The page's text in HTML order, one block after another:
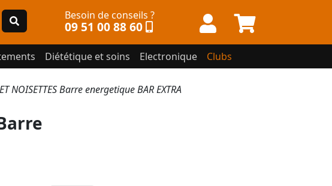
Besoin de conseils ?
09 51 00 88 60
Diététique et soins Electronique Clubs
NOISETTES Barre energetique BAR EXTRA